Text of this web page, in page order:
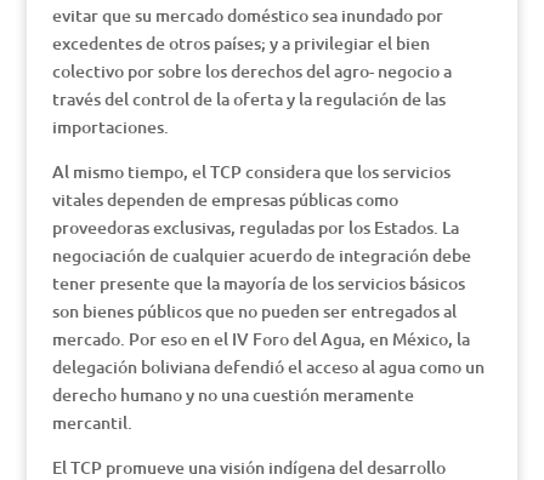
evitar que su mercado doméstico sea inundado por
excedentes de otros países; y a privilegiar el bien
colectivo por sobre los derechos del agro- negocio a
través del control de la oferta y la regulación de las
importaciones.
Al mismo tiempo, el TCP considera que los servicios
vitales dependen de empresas públicas como
proveedoras exclusivas, reguladas por los Estados. La
negociación de cualquier acuerdo de integración debe
tener presente que la mayoría de los servicios básicos
son bienes públicos que no pueden ser entregados al
mercado. Por eso en el IV Foro del Agua, en México, la
delegación boliviana defendió el acceso al agua como un
derecho humano y no una cuestión meramente
mercantil.
El TCP promueve una visión indígena del desarrollo